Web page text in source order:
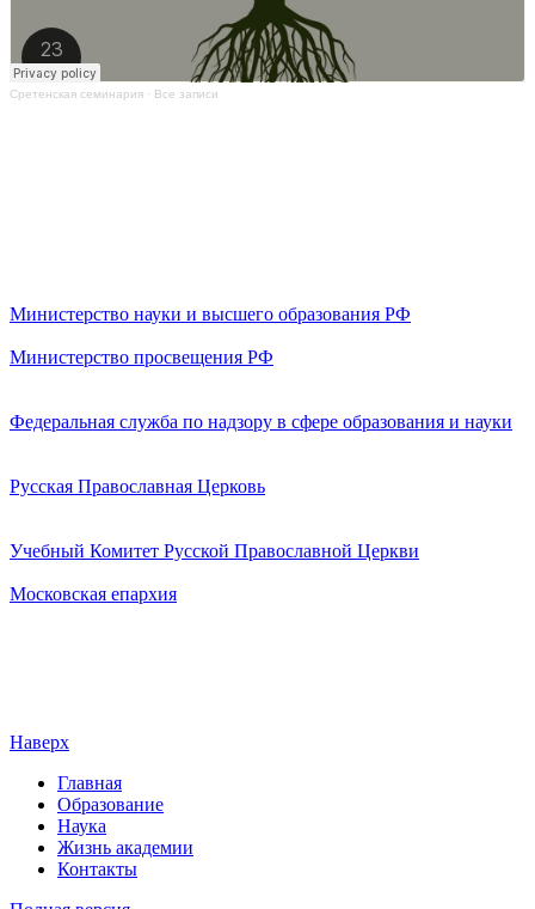
Сретенская семинария · Все записи
Министерство науки и высшего образования РФ
Министерство просвещения РФ
Федеральная служба по надзору в сфере образования и науки
Русская Православная Церковь
Учебный Комитет Русской Православной Церкви
Московская епархия
Наверх
Главная
Образование
Наука
Жизнь академии
Контакты